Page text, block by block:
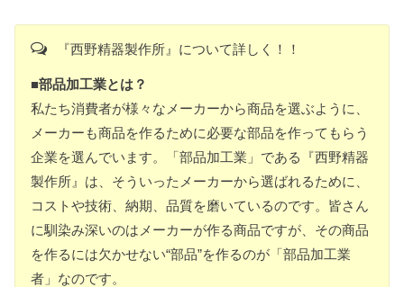
『西野精器製作所』について詳しく！！
■部品加工業とは？
私たち消費者が様々なメーカーから商品を選ぶように、
メーカーも商品を作るために必要な部品を作ってもらう
企業を選んでいます。「部品加工業」である『西野精器
製作所』は、そういったメーカーから選ばれるために、
コストや技術、納期、品質を磨いているのです。皆さん
に馴染み深いのはメーカーが作る商品ですが、その商品
を作るには欠かせない“部品”を作るのが「部品加工業
者」なのです。